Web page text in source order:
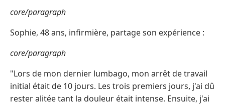
core/paragraph
Sophie, 48 ans, infirmière, partage son expérience :
core/paragraph
"Lors de mon dernier lumbago, mon arrêt de travail
initial était de 10 jours. Les trois premiers jours, j'ai dû
rester alitée tant la douleur était intense. Ensuite, j'ai